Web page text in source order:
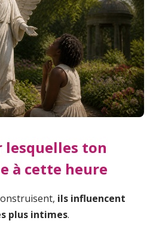
lesquelles ton
à cette heure
ils influencent
plus intimes.